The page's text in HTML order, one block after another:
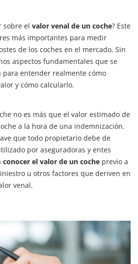
sobre el valor venal de un coche? Este
más importantes para medir
de los coches en el mercado. Sin
aspectos fundamentales que se
entender realmente cómo
y cómo calcularlo.
no es más que el valor estimado de
a la hora de una indemnización.
que todo propietario debe de
por aseguradoras y entes
conocer el valor de un coche previo a
u otros factores que deriven en
venal.